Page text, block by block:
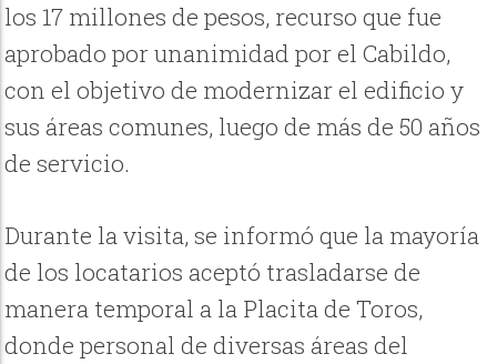
los 17 millones de pesos, recurso que fue
aprobado por unanimidad por el Cabildo,
con el objetivo de modernizar el edificio y
sus áreas comunes, luego de más de 50 años
de servicio.
Durante la visita, se informó que la mayoría
de los locatarios aceptó trasladarse de
manera temporal a la Placita de Toros,
donde personal de diversas áreas del